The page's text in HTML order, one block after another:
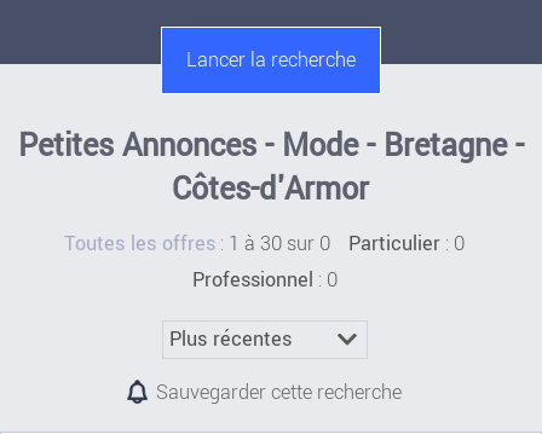
Petites Annonces - Mode - Bretagne -
Côtes-d'Armor
Toutes les offres : 1 à 30 sur 0 Particulier : 0
Professionnel : 0
Sauvegarder cette recherche